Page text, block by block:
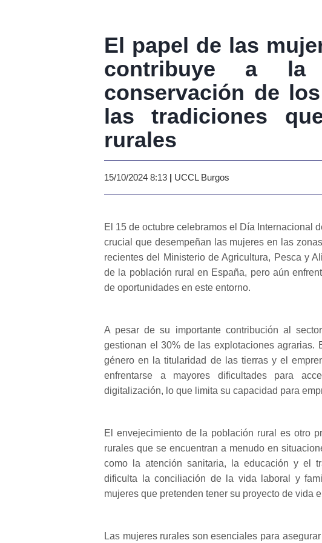
El papel de las
contribuye a la
conservación de
las tradiciones
rurales
15/10/2024 8:13 | UCCL Burgos
El 15 de octubre celebramos el Día Internacional
crucial que desempeñan las mujeres en las
recientes del Ministerio de Agricultura, Pesca y
de la población rural en España, pero aún
de oportunidades en este entorno.
A pesar de su importante contribución al
gestionan el 30% de las explotaciones agrarias.
género en la titularidad de las tierras y el
enfrentarse a mayores dificultades para
digitalización, lo que limita su capacidad para
El envejecimiento de la población rural es otro
rurales que se encuentran a menudo en
como la atención sanitaria, la educación y el
dificulta la conciliación de la vida laboral y
mujeres que pretenden tener su proyecto de vida
Las mujeres rurales son esenciales para